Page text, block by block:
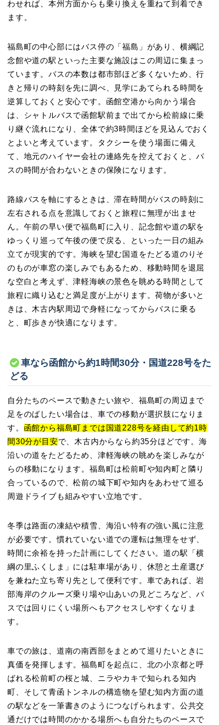
わせれば、本州方面からも乗り換えを重ねて到着でき
ます。
福島町の中心部にはバス停の「福島」があり、横綱記
念館や道の駅といった主要な施設はこの周辺に集まっ
ています。バスの本数は都市部ほど多くないため、行
きと帰りの時刻を先に調べ、見学にあてられる時間を
逆算しておくと安心です。函館空港から向かう場合
は、シャトルバスで函館駅前まで出てから松前線に乗
り継ぐ流れになり、全体で約3時間ほどを見込んでおく
とよいと考えています。タクシーを使う場面に備え
て、地元のハイヤー会社の連絡先を控えておくと、バ
スの時間が合わないときの保険になります。
路線バスを軸にするときは、滞在時間がバスの時刻に
左右される点を意識しておくと旅程に無理が出ませ
ん。午前の早い便で福島町に入り、記念館や道の駅を
ゆっくり巡って午後の便で戻る、といった一日の組み
立てが現実的です。海峡を望む国道をたどる道のりそ
のものが車窓の楽しみでもあるため、移動時間を退屈
な空白と考えず、津軽海峡の景色を眺める時間として
旅程に織り込むと満足度が上がります。荷物が多いと
きは、木古内駅周辺で身軽になってからバスに乗る
と、町歩きが快適になります。
車なら函館から約1時間30分・国道228号をた
どる
自分たちのペースで動きたい旅や、福島町の周辺まで
足をのばしたい場合は、車での移動が選択肢になりま
す。 函館から福島町までは国道228号を経由して約1時
間30分が目安で、木古内からなら約35分ほどです。海
沿いの道をたどるため、津軽海峡の眺めを楽しみなが
らの移動になります。福島町は松前町や知内町と隣り
合っているので、松前の城下町や知内をあわせて巡る
周遊ドライブも組みやすい立地です。
冬季は路面の凍結や積雪、海沿い特有の強い風に注意
が必要です。慣れていない道での運転は無理をせず、
時間に余裕を持った計画にしてください。道の駅「横
綱の里ふくしま」には駐車場があり、休憩と土産選び
を兼ねた立ち寄り先として便利です。車であれば、岩
部海岸のクルーズ乗り場や山あいの見どころなど、バ
スでは回りにくい場所へもアクセスしやすくなりま
す。
車での旅は、道南の南西部をまとめて巡りたいときに
真価を発揮します。福島町を起点に、北の小京都と呼
ばれる松前町の桜と城、ニラやカキで知られる知内
町、そして青函トンネルの構造物を望む知内方面の道
の駅などを一筆書きのようにつなげられます。公共交
通だけでは時間のかかる場所へも自分たちのペースで